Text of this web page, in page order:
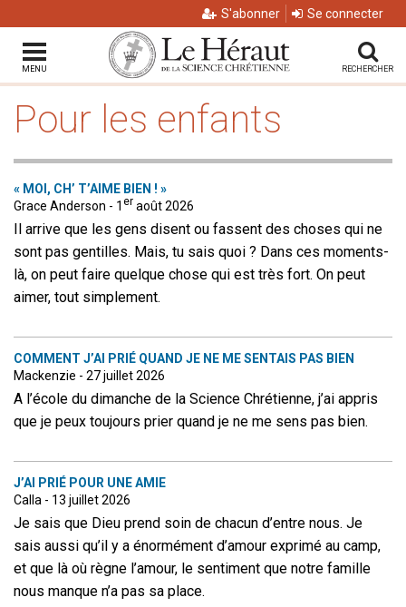
S'abonner Se connecter
MENU RECHERCHER
Pour les enfants
« MOI, CH’ T’AIME BIEN ! »
Grace Anderson - 1 er août 2026
Il arrive que les gens disent ou fassent des choses qui ne
sont pas gentilles. Mais, tu sais quoi ? Dans ces moments-
là, on peut faire quelque chose qui est très fort. On peut
aimer, tout simplement.
COMMENT J’AI PRIÉ QUAND JE NE ME SENTAIS PAS BIEN
Mackenzie - 27 juillet 2026
A l’école du dimanche de la Science Chrétienne, j’ai appris
que je peux toujours prier quand je ne me sens pas bien.
J’AI PRIÉ POUR UNE AMIE
Calla - 13 juillet 2026
Je sais que Dieu prend soin de chacun d’entre nous. Je
sais aussi qu’il y a énormément d’amour exprimé au camp,
et que là où règne l’amour, le sentiment que notre famille
nous manque n’a pas sa place.